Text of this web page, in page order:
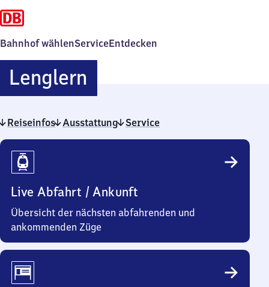
Bahnhof wählenServiceEntdecken
LenglernLenglern
Reiseinfos Ausstattung Service
Reiseinfos
Live Abfahrt / Ankunft
Übersicht der nächsten abfahrenden und
ankommenden Züge